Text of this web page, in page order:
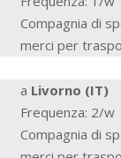
Compagnia di
merci per
a Livorno (IT)
Frequenza: 2/w
Compagnia di